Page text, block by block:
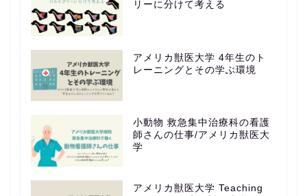
リーに分けて考える
アメリカ獣医大学 4年生のト
レーニングとその学ぶ環境
小動物 救急集中治療科の看護
師さんの仕事/アメリカ獣医大
学
アメリカ獣医大学 Teaching